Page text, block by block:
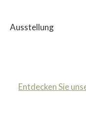
Ausstellung
Entdecken Sie